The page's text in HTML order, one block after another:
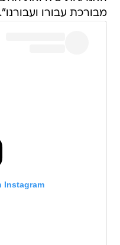
מבורכת עבורו ועבורנו".
Instagram